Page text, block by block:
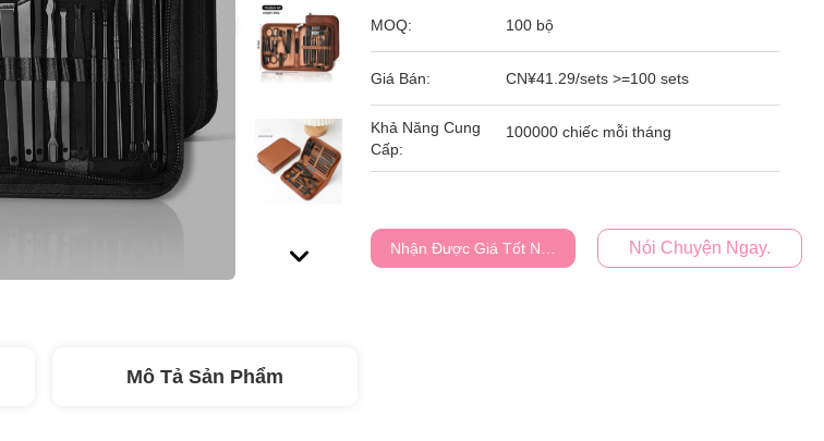
MOQ: 100 bộ
Giá Bán: CN¥41.29/sets >=100 sets
Khả Năng Cung
Cấp:
100000 chiếc mỗi tháng
Nhận Được Giá Tốt Nhất Nói Chuyện Ngay.
Mô Tả Sản Phẩm